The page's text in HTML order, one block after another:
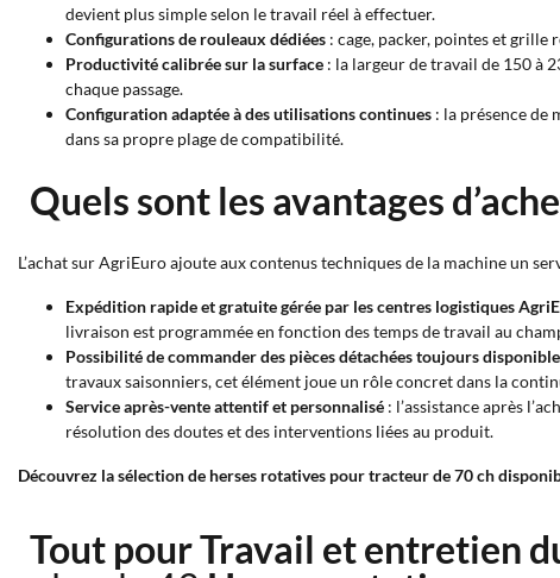
devient plus simple selon le travail réel à effectuer.
Configurations de rouleaux dédiées : cage, packer, pointes et
Productivité calibrée sur la surface : la largeur de travail de 150 à
chaque passage.
Configuration adaptée à des utilisations continues : la présence de
dans sa propre plage de compatibilité.
Quels sont les avantages
L’achat sur AgriEuro ajoute aux contenus techniques de la machine un
Expédition rapide et gratuite gérée par les centres logistiques
livraison est programmée en fonction des temps de travail au
Possibilité de commander des pièces détachées toujours
travaux saisonniers, cet élément joue un rôle concret dans la
Service après-vente attentif et personnalisé : l’assistance après
résolution des doutes et des interventions liées au produit.
Découvrez la sélection de herses rotatives pour tracteur de 70 ch
Tout pour Travail et entretien